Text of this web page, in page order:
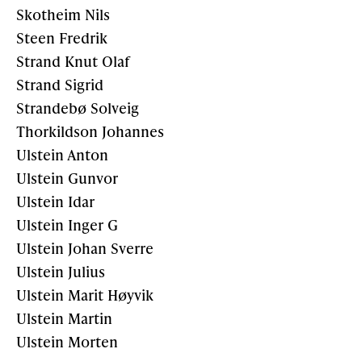
Skotheim Nils
Steen Fredrik
Strand Knut Olaf
Strand Sigrid
Strandebø Solveig
Thorkildson Johannes
Ulstein Anton
Ulstein Gunvor
Ulstein Idar
Ulstein Inger G
Ulstein Johan Sverre
Ulstein Julius
Ulstein Marit Høyvik
Ulstein Martin
Ulstein Morten